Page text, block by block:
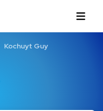
Kochuyt Guy